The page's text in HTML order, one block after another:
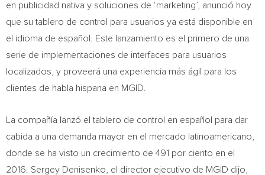
en publicidad nativa y soluciones de ‘marketing’, anunció hoy
que su tablero de control para usuarios ya está disponible en
el idioma de español. Este lanzamiento es el primero de una
serie de implementaciones de interfaces para usuarios
localizados, y proveerá una experiencia más ágil para los
clientes de habla hispana en MGID.
La compañía lanzó el tablero de control en español para dar
cabida a una demanda mayor en el mercado latinoamericano,
donde se ha visto un crecimiento de 491 por ciento en el
2016. Sergey Denisenko , el director ejecutivo de MGID dijo,